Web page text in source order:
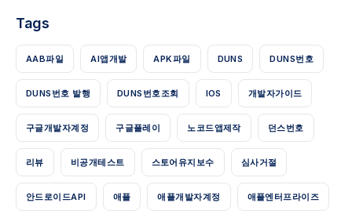
Tags
AAB파일 AI앱개발 APK파일 DUNS DUNS번호
DUNS번호 발행 DUNS번호조회 IOS 개발자가이드
구글개발자계정 구글플레이 노코드앱제작 던스번호
리뷰 비공개테스트 스토어유지보수 심사거절
안드로이드API 애플 애플개발자계정 애플엔터프라이즈